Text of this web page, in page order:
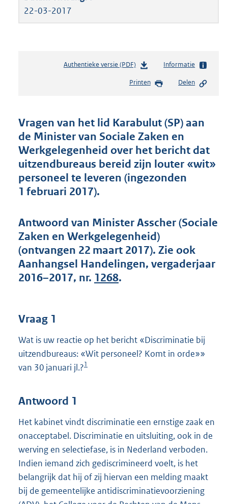
22-03-2017
Authentieke versie (PDF)b
s
n
d
s
g
r
o
:
4
5
b
Informatie
Printen Delen
Vragen van het lid Karabulut (SP) aan
de Minister van Sociale Zaken en
Werkgelegenheid over het bericht dat
uitzendbureaus bereid zijn louter «wit»
personeel te leveren (ingezonden
1 februari 2017).
Antwoord van Minister Asscher (Sociale
Zaken en Werkgelegenheid)
(ontvangen 22 maart 2017). Zie ook
Aanhangsel Handelingen, vergaderjaar
2016–2017, nr. 1268.
Vraag 1
Wat is uw reactie op het bericht «Discriminatie bij
uitzendbureaus: «Wit personeel? Komt in orde»»
van 30 januari jl.?1
Antwoord 1
Het kabinet vindt discriminatie een ernstige zaak en
onacceptabel. Discriminatie en uitsluiting, ook in de
werving en selectiefase, is in Nederland verboden.
Indien iemand zich gediscrimineerd voelt, is het
belangrijk dat hij of zij hiervan een melding maakt
bij de gemeentelijke antidiscriminatievoorziening